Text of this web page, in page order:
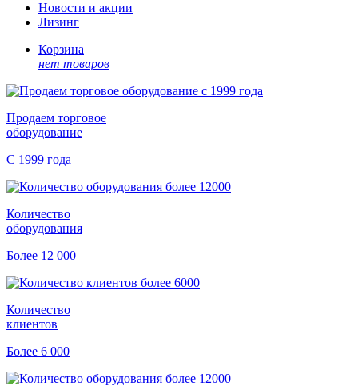
Новости и акции
Лизинг
Корзина
нет товаров
Продаем торговое
оборудование
С 1999 года
Количество
оборудования
Более 12 000
Количество
клиентов
Более 6 000